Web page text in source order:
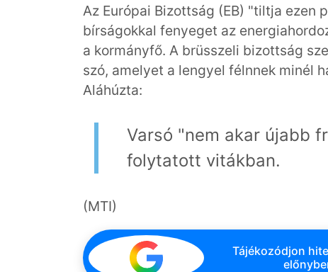
Az Európai Bizottság (EB) "tiltja ezen
bírságokkal fenyeget az
a kormányfő. A brüsszeli bizottság
szó, amelyet a lengyel félnnek minél
Aláhúzta:
Varsó "nem akar újabb
folytatott vitákban.
(MTI)
Tájékozódjon